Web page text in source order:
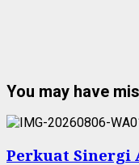
You may have
Perkuat Sinergi